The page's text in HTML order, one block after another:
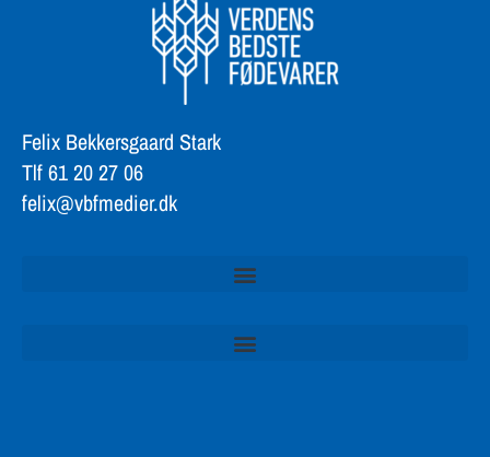
Felix Bekkersgaard Stark
Tlf 61 20 27 06
felix@vbfmedier.dk